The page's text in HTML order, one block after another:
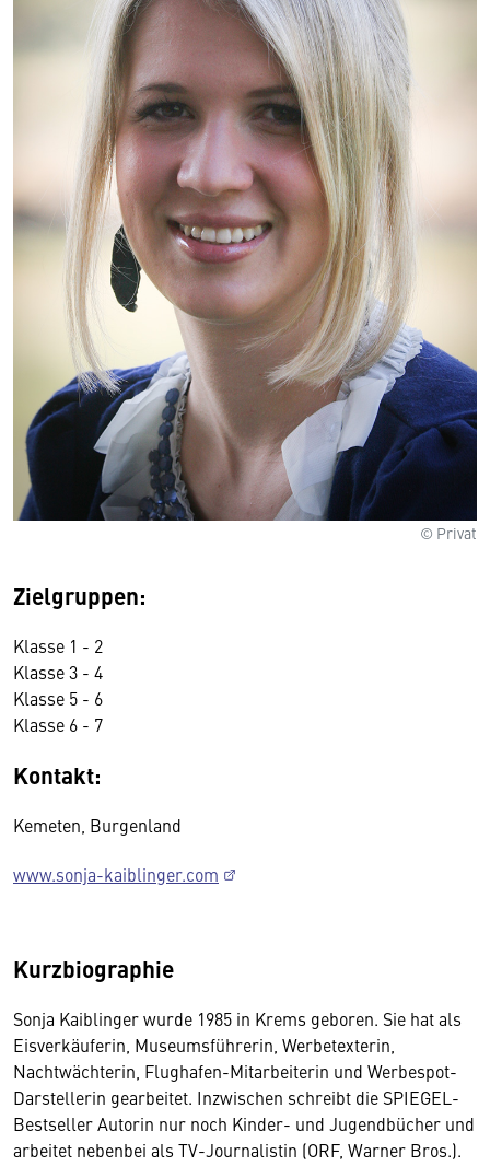
© Privat
Zielgruppen:
Klasse 1 - 2
Klasse 3 - 4
Klasse 5 - 6
Klasse 6 - 7
Kontakt:
Kemeten, Burgenland
www.sonja-kaiblinger.com
Kurzbiographie
Sonja Kaiblinger wurde 1985 in Krems geboren. Sie hat als
Eisverkäuferin, Museumsführerin, Werbetexterin,
Nachtwächterin, Flughafen-Mitarbeiterin und Werbespot-
Darstellerin gearbeitet. Inzwischen schreibt die SPIEGEL-
Bestseller Autorin nur noch Kinder- und Jugendbücher und
arbeitet nebenbei als TV-Journalistin (ORF, Warner Bros.).